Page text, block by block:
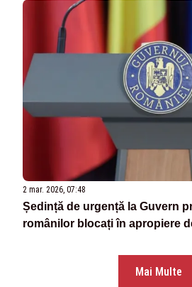
2 mar. 2026, 07:48
Ședință de urgență la Guvern
românilor blocați în apropiere
Mai Multe